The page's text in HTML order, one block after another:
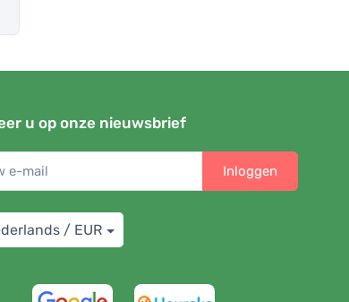
u op onze nieuwsbrief
Inloggen
/ EUR